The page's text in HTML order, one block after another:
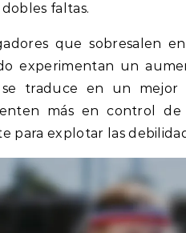
faltas.
que sobresalen
experimentan un
se traduce en un
más en control
para explotar las